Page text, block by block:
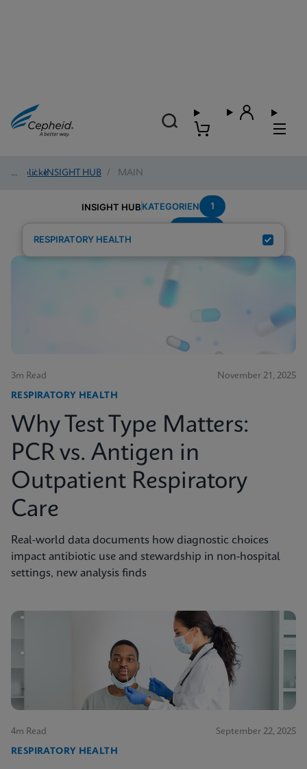
Einblicke
/ INSIGHT HUB / MAIN
INSIGHT HUBKATEGORIEN 1
RESPIRATORY HEALTH
3m Read November 21, 2025
RESPIRATORY HEALTH
Why Test Type Matters:
PCR vs. Antigen in
Outpatient Respiratory
Care
Real-world data documents how diagnostic choices
impact antibiotic use and stewardship in non-hospital
settings, new analysis finds
4m Read September 22, 2025
RESPIRATORY HEALTH